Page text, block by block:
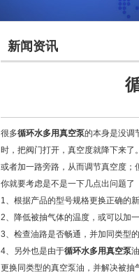
新闻资讯
很多循环水多用真空泵的本身是没调
时，把阀门打开，真空度就降下来
或者加一路旁路，从而调节真空度
你就要考虑是不是一下几点出问题了
1、根据产品的型号规格更换正确的
2、降低被抽气体的温度，或可以加
3、检查油路是否畅通，并加同类型
4、另外也是由于循环水多用真空泵
更换同类型的真空泵油，并解决被